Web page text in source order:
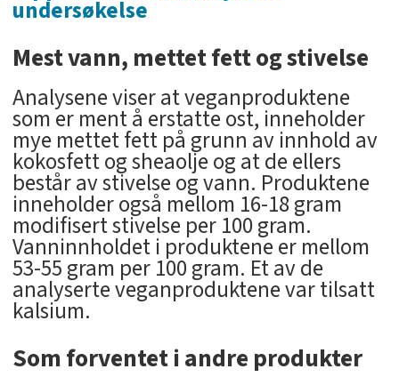
undersøkelse
Mest vann, mettet fett og stivelse
Analysene viser at veganproduktene
som er ment å erstatte ost, inneholder
mye mettet fett på grunn av innhold av
kokosfett og sheaolje og at de ellers
består av stivelse og vann. Produktene
inneholder også mellom 16-18 gram
modifisert stivelse per 100 gram.
Vanninnholdet i produktene er mellom
53-55 gram per 100 gram. Et av de
analyserte veganproduktene var tilsatt
kalsium.
Som forventet i andre produkter